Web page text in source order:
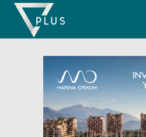
Skip
content